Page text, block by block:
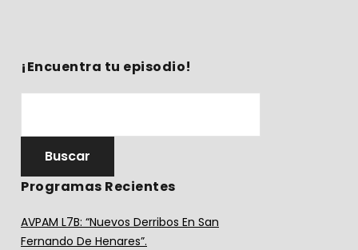
¡Encuentra tu episodio!
Programas Recientes
AVPAM L7B: “Nuevos Derribos En San
Fernando De Henares”.